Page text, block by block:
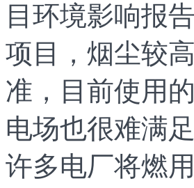
目环境影响报
项目，烟尘较
准，目前使用
电场也很难满
许多电厂将燃